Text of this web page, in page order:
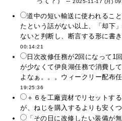
2025-11-17 (月)
道中の短い輸送に使われるこ
たという話がない以上、「却下
ないと判断し、断言する形に書
00:14:21
日次改修任務が2回になって1
が少なくて伊良湖任務で消費し
よなぁ。。。ウィークリー配布
19:25:36
＋６を工廠資材でリセットす
が、ねじを購入するよりも安く
「その日に改修したい装備が